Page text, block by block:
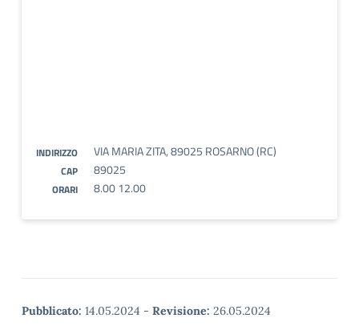
INDIRIZZO VIA MARIA ZITA, 89025 ROSARNO (RC)
CAP 89025
ORARI 8.00 12.00
Pubblicato: 14.05.2024 - Revisione: 26.05.2024